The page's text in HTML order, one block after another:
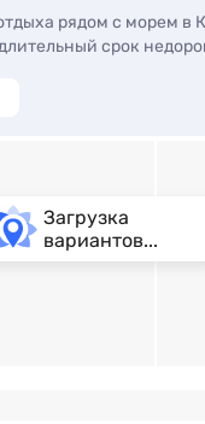
рядом с морем в
срок
апартаменты у
Загрузка
вариантов...